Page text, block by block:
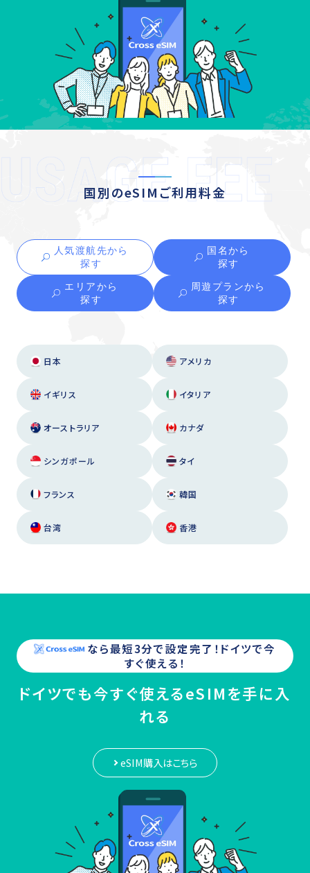
国別のeSIMご利用料金
人気渡航先から
探す
国名から
探す
エリアから
探す
周遊プランから
探す
日本 アメリカ
イギリス イタリア
オーストラリア カナダ
シンガポール タイ
フランス 韓国
台湾 香港
なら最短3分で設定完了！ ドイツで今
すぐ使える！
ドイツでも今すぐ使えるeSIMを手に入
れる
eSIM購入はこちら